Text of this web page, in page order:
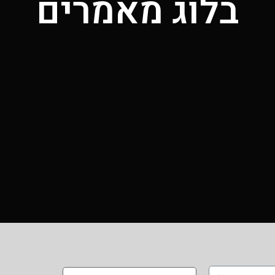
מאמרים מן התקשורת המלצות יצירת קשר
בלוג מאמרים